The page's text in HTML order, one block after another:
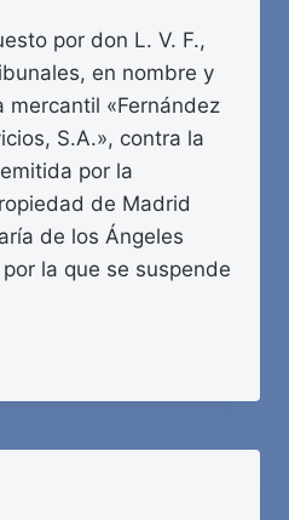
por don L. V. F.,
en nombre y
mercantil «Fernández
S.A.», contra la
por la
de Madrid
de los Ángeles
la que se suspende